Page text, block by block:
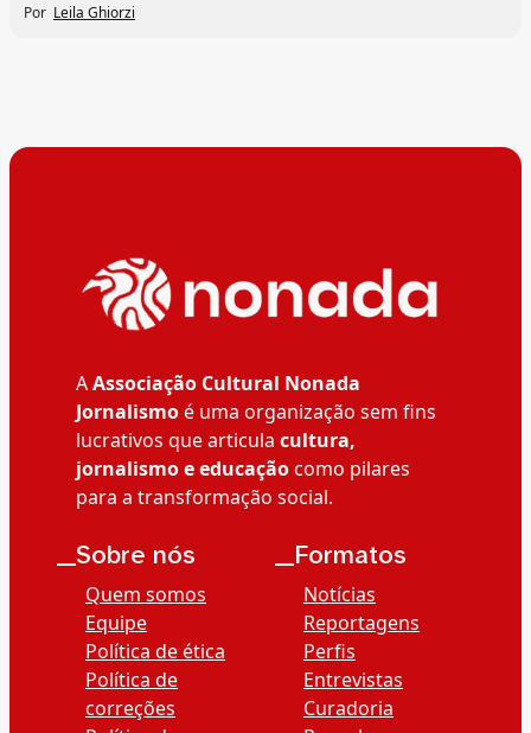
Por Leila Ghiorzi
AAssociação Cultural Nonada
Jornalismoé uma organização sem fins
lucrativos que articula cultura,
jornalismo e educaçãocomo pilares
para a transformação social.
__Sobre nós
Quem somos
Equipe
Política de ética
Política de
correções
__Formatos
Notícias
Reportagens
Perfis
Entrevistas
Curadoria